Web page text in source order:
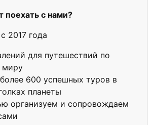
поехать с нами?
2017 года
для путешествий по
миру
600 успешных туров в
планеты
организуем и сопровождаем